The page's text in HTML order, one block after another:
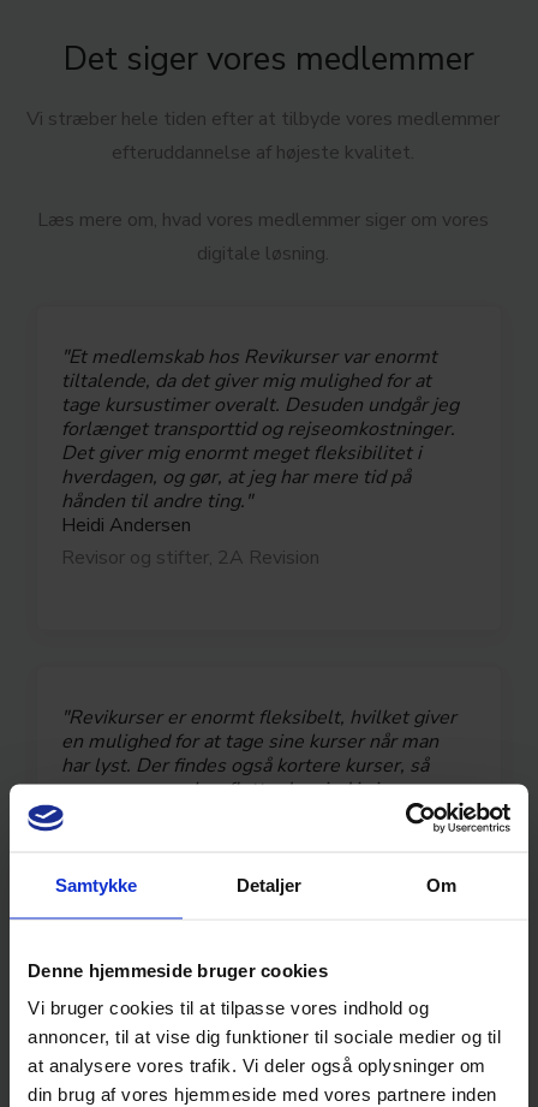
Samtykke Detaljer Om
Denne hjemmeside bruger cookies
Vi bruger cookies til at tilpasse vores indhold og
annoncer, til at vise dig funktioner til sociale medier og til
at analysere vores trafik. Vi deler også oplysninger om
din brug af vores hjemmeside med vores partnere inden
Det siger vores medlemmer
Vi stræber hele tiden efter at tilbyde vores medlemmer
efteruddannelse af højeste kvalitet.
Læs mere om, hvad vores medlemmer siger om vores
digitale løsning.
"Et medlemskab hos Revikurser var enormt
tiltalende, da det giver mig mulighed for at
tage kursustimer overalt. Desuden undgår jeg
forlænget transporttid og rejseomkostninger.
Det giver mig enormt meget fleksibilitet i
hverdagen, og gør, at jeg har mere tid på
hånden til andre ting."
Heidi Andersen
Revisor og stifter, 2A Revision
"Revikurser er enormt fleksibelt, hvilket giver
en mulighed for at tage sine kurser når man
har lyst. Der findes også kortere kurser, så
man nemmere kan flette dem ind i sin
hverdag. Et medlemskab hos Revikurser gør,
at jeg kan tage min efteruddannelse med mig
lige kan sidde en time eller to."
Pia Søndergaard
Revisionsfirmaet Albjerg